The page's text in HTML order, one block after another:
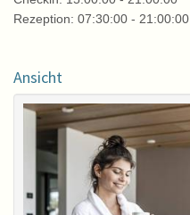
Rezeption: 07:30:00 - 21:00:00
Ansicht